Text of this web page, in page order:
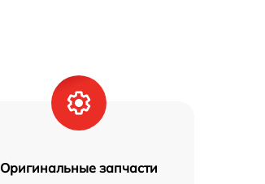
Оригинальные запчасти